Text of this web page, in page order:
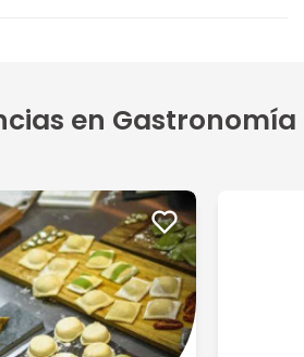
en Gastronomía